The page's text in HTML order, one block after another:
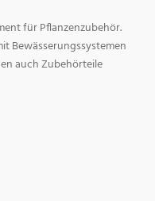
für Pflanzenzubehör.
Bewässerungssystemen
auch Zubehörteile